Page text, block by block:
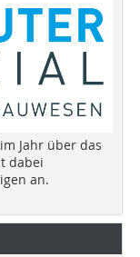
Jahr über das
dabei
an.